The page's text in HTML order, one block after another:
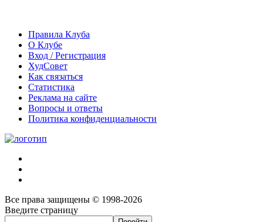
Правила Клуба
О Клубе
Вход / Регистрация
ХудСовет
Как связаться
Статистика
Реклама на сайте
Вопросы и ответы
Политика конфиденциальности
Все права защищены © 1998-2026
Введите страницу